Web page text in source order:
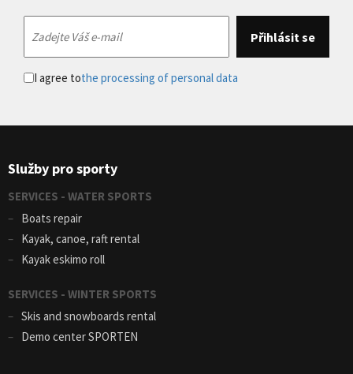
I agree tothe processing of personal data
Služby pro sporty
SERVICES - WATER SPORTS
Boats repair
Kayak, canoe, raft rental
Kayak eskimo roll
SERVICES - WINTER SPORTS
Skis and snowboards rental
Demo center SPORTEN